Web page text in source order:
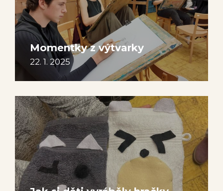
Momentky z výtvarky
22. 1. 2025